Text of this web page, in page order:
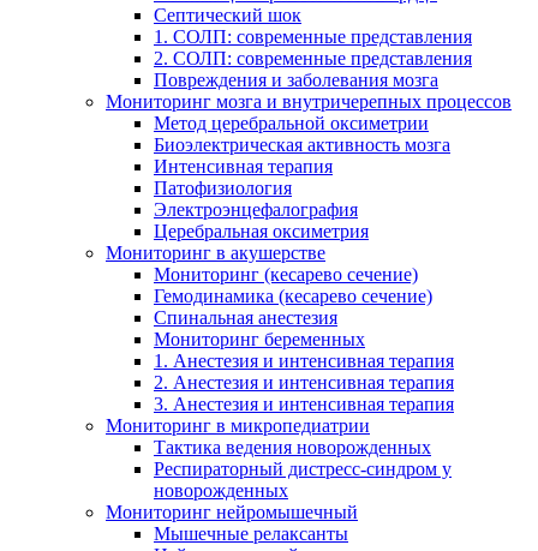
Септический шок
1. СОЛП: современные представления
2. СОЛП: современные представления
Повреждения и заболевания мозга
Мониторинг мозга и внутричерепных процессов
Метод церебральной оксиметрии
Биоэлектрическая активность мозга
Интенсивная терапия
Патофизиология
Электроэнцефалография
Церебральная оксиметрия
Мониторинг в акушерстве
Мониторинг (кесарево сечение)
Гемодинамика (кесарево сечение)
Спинальная анестезия
Мониторинг беременных
1. Анестезия и интенсивная терапия
2. Анестезия и интенсивная терапия
3. Анестезия и интенсивная терапия
Мониторинг в микропедиатрии
Тактика ведения новорожденных
Респираторный дистресс-синдром у
новорожденных
Мониторинг нейромышечный
Мышечные релаксанты